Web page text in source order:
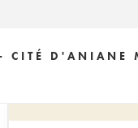
CITÉ D'ANIANE